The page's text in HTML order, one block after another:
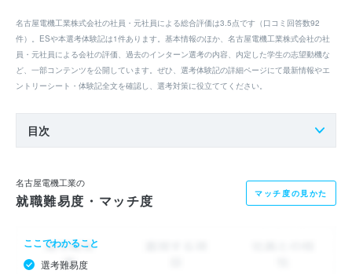
名古屋電機工業株式会社の社員・元社員による総合評価は3.5点です（口コミ回答数92
件）。ESや本選考体験記は1件あります。基本情報のほか、名古屋電機工業株式会社の社
員・元社員による会社の評価、過去のインターン選考の内容、内定した学生の志望動機な
ど、一部コンテンツを公開しています。ぜひ、選考体験記の詳細ページにて最新情報やエ
ントリーシート・体験記全文を確認し、選考対策に役立ててください。
目次
名古屋電機工業の
就職難易度・マッチ度 マッチ度の見かた
ここでわかること
選考難易度